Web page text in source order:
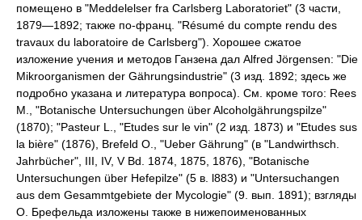
помещено в "Meddelelser fra Carlsberg Laboratoriet" (3 части,
1879—1892; также по-франц. "Résumé du compte rendu des
travaux du laboratoire de Carlsberg"). Хорошее сжатое
изложение учения и методов Ганзена дал Alfred Jörgensen: "Die
Mikroorganismen der Gährungsindustrie" (3 изд. 1892; здесь же
подробно указана и литература вопроса). См. кроме того: Rees
M., "Botanische Untersuchungen über Alcoholgährungspilze"
(1870); "Pasteur L., "Etudes sur le vin" (2 изд. 1873) и "Etudes sus
la bière" (1876), Brefeld O., "Ueber Gährung" (в "Landwirthsch.
Jahrbücher", III, IV, V Bd. 1874, 1875, 1876), "Botanische
Untersuchungen über Hefepilze" (5 в. l883) и "Untersuchangen
aus dem Gesammtgebiete der Mycologie" (9. вып. 1891); взгляды
О. Брефельда изложены также в нижепоименованных